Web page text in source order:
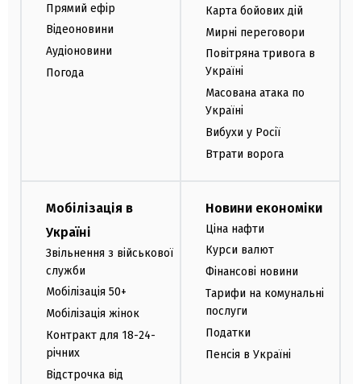
Прямий ефір
Відеоновини
Аудіоновини
Погода
Карта бойових дій
Мирні переговори
Повітряна тривога в
Україні
Масована атака по
Україні
Вибухи у Росії
Втрати ворога
Мобілізація в
Україні
Звільнення з військової
служби
Мобілізація 50+
Мобілізація жінок
Контракт для 18-24-
річних
Відстрочка від
Новини економіки
Ціна нафти
Курси валют
Фінансові новини
Тарифи на комунальні
послуги
Податки
Пенсія в Україні